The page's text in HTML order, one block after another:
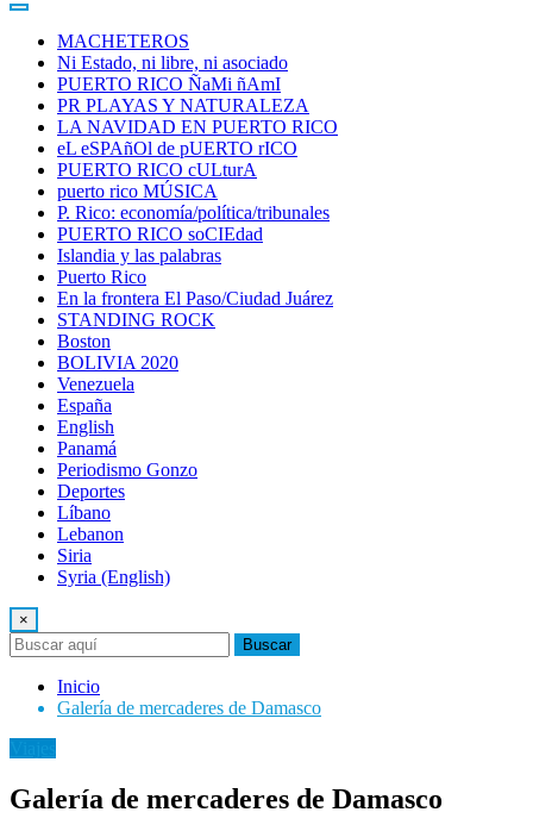
MACHETEROS
Ni Estado, ni libre, ni asociado
PUERTO RICO ÑaMi ñAmI
PR PLAYAS Y NATURALEZA
LA NAVIDAD EN PUERTO RICO
eL eSPAñOl de pUERTO rICO
PUERTO RICO cULturA
puerto rico MÚSICA
P. Rico: economía/política/tribunales
PUERTO RICO soCIEdad
Islandia y las palabras
Puerto Rico
En la frontera El Paso/Ciudad Juárez
STANDING ROCK
Boston
BOLIVIA 2020
Venezuela
España
English
Panamá
Periodismo Gonzo
Deportes
Líbano
Lebanon
Siria
Syria (English)
×
Buscar
Inicio
Galería de mercaderes de Damasco
Galería de mercaderes de Damasco